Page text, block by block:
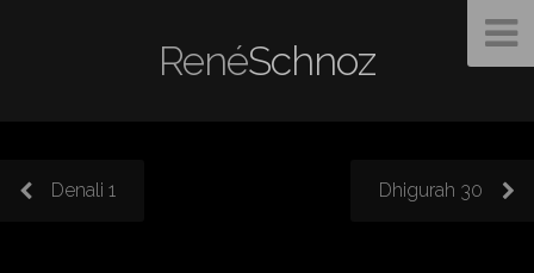
RenéSchnoz
Denali 1 Dhigurah 30